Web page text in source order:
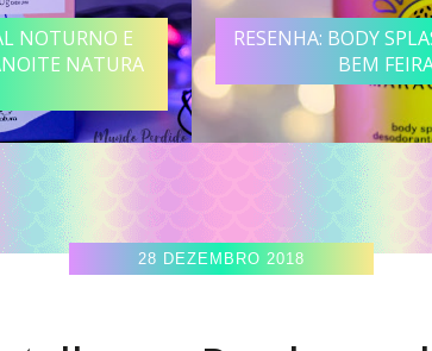
CUIDE-SE
RESENHA:
CUIDE-SE
28 DEZEMBRO 2018